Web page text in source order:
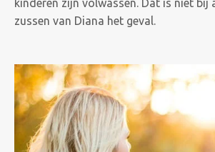
kinderen zijn volwassen. Dat is niet bij
zussen van Diana het geval.